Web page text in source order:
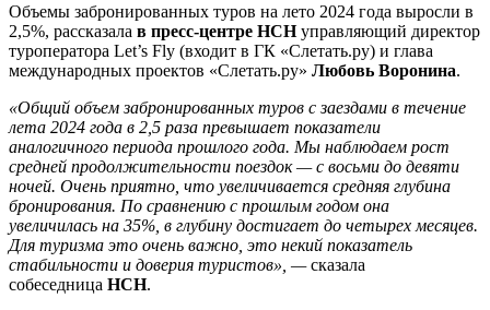
Объемы забронированных туров на лето 2024 года выросли в
2,5%, рассказала в пресс-центре НСНуправляющий директор
туроператора Let’s Fly (входит в ГК «Слетать.ру) и глава
международных проектов «Слетать.ру» Любовь Воронина.
«Общий объем забронированных туров с заездами в течение
лета 2024 года в 2,5 раза превышает показатели
аналогичного периода прошлого года. Мы наблюдаем рост
средней продолжительности поездок — с восьми до девяти
ночей. Очень приятно, что увеличивается средняя глубина
бронирования. По сравнению с прошлым годом она
увеличилась на 35%, в глубину достигает до четырех месяцев.
Для туризма это очень важно, это некий показатель
стабильности и доверия туристов», —сказала
собеседница НСН.